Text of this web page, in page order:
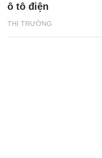
THỊ TRƯỜNG
ô tô điện